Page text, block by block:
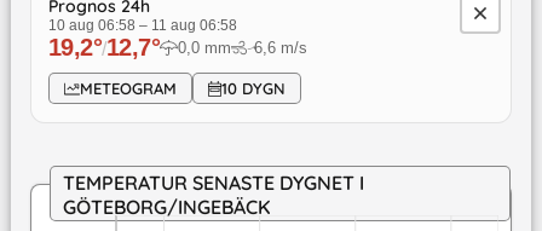
Prognos 24h
10 aug 06:58 – 11 aug 06:58
19,2°/12,7° 0,0 mm ↓6,6 m/s
METEOGRAM 10 DYGN
TEMPERATUR SENASTE DYGNET I
GÖTEBORG/INGEBÄCK